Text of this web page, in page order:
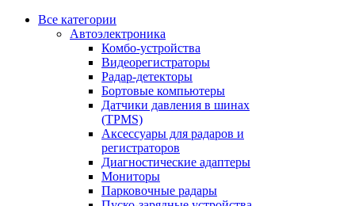
Все категории
Автоэлектроника
Комбо-устройства
Видеорегистраторы
Радар-детекторы
Бортовые компьютеры
Датчики давления в шинах
(TPMS)
Аксессуары для радаров и
регистраторов
Диагностические адаптеры
Мониторы
Парковочные радары